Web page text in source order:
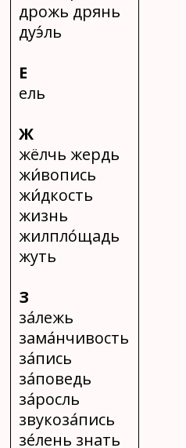
дрожь дрянь
дуэ́ль
Е
ель
Ж
жёлчь жердь
жи́вопись
жи́дкость
жизнь
жилпло́щадь
жуть
З
за́лежь
зама́нчивость
за́пись
за́поведь
за́росль
звукоза́пись
зе́лень знать